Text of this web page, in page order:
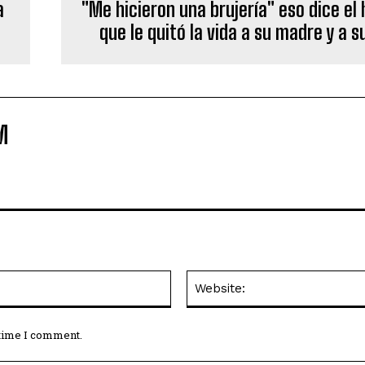
"Me hicieron una brujería" eso dice el
que le quitó la vida a su madre y a
I comment.